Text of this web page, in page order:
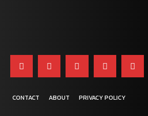
CONTACT ABOUT PRIVACY POLICY